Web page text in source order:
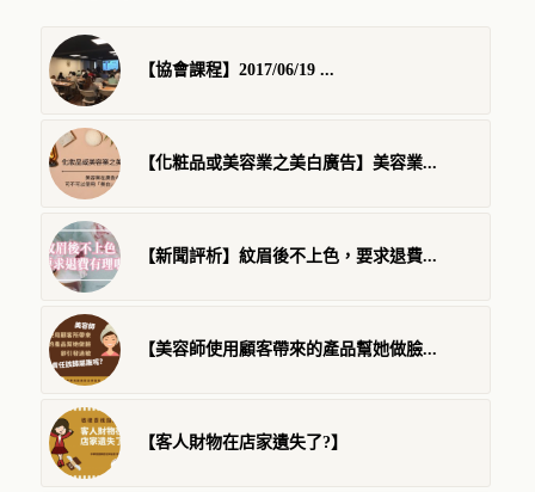
【協會課程】2017/06/19 ...
【化粧品或美容業之美白廣告】美容業...
【新聞評析】紋眉後不上色，要求退費...
【美容師使用顧客帶來的產品幫她做臉...
【客人財物在店家遺失了?】